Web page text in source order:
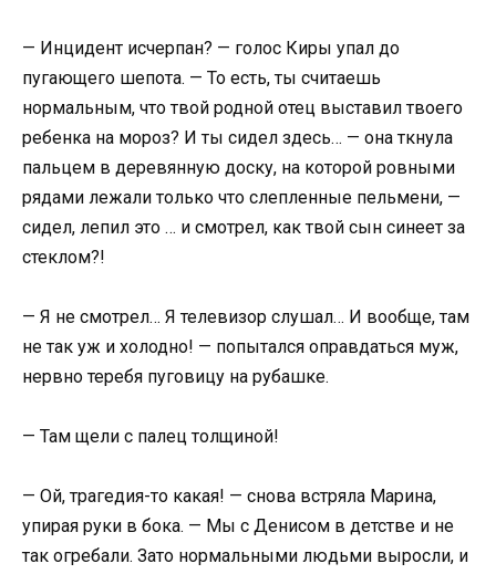
— Инцидент исчерпан? — голос Киры упал до
пугающего шепота. — То есть, ты считаешь
нормальным, что твой родной отец выставил твоего
ребенка на мороз? И ты сидел здесь… — она ткнула
пальцем в деревянную доску, на которой ровными
рядами лежали только что слепленные пельмени, —
сидел, лепил это … и смотрел, как твой сын синеет за
стеклом?!
— Я не смотрел… Я телевизор слушал… И вообще, там
не так уж и холодно! — попытался оправдаться муж,
нервно теребя пуговицу на рубашке.
— Там щели с палец толщиной!
— Ой, трагедия-то какая! — снова встряла Марина,
упирая руки в бока. — Мы с Денисом в детстве и не
так огребали. Зато нормальными людьми выросли, и